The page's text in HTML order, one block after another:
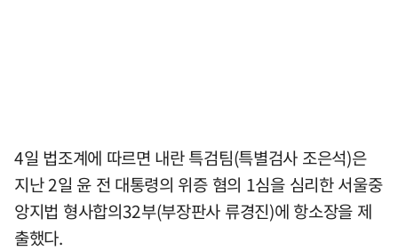
4일 법조계에 따르면 내란 특검팀(특별검사 조은석)은
지난 2일 윤 전 대통령의 위증 혐의 1심을 심리한 서울중
앙지법 형사합의32부(부장판사 류경진)에 항소장을 제
출했다.